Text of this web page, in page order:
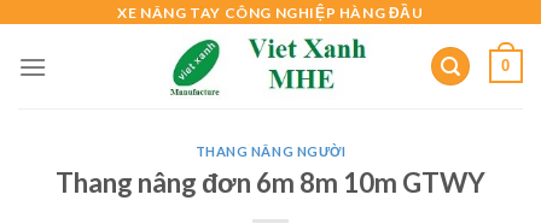
content
XE NÂNG TAY CÔNG NGHIỆP HÀNG ĐẦU
0
THANG NÂNG NGƯỜI
Thang nâng đơn 6m 8m 10m GTWY